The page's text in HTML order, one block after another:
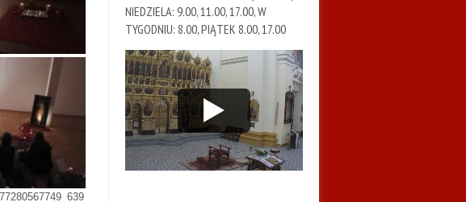
NIEDZIELA: 9.00, 11.00, 17.00, W
TYGODNIU: 8.00, PIĄTEK 8.00, 17.00